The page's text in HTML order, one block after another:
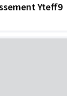
Yteff9